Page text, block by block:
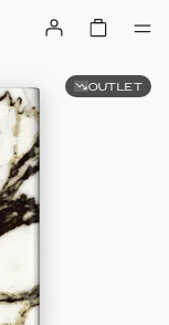
OUTLET